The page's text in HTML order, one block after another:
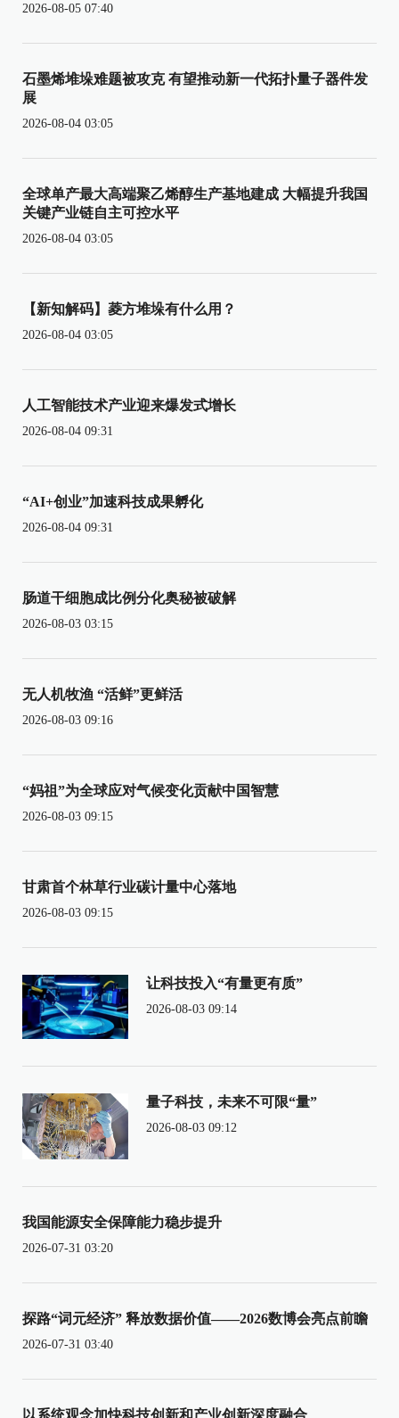
2026-08-05 07:40
石墨烯堆垛难题被攻克 有望推动新一代拓扑量子器件发
展
2026-08-04 03:05
全球单产最大高端聚乙烯醇生产基地建成 大幅提升我国
关键产业链自主可控水平
2026-08-04 03:05
【新知解码】菱方堆垛有什么用？
2026-08-04 03:05
人工智能技术产业迎来爆发式增长
2026-08-04 09:31
“AI+创业”加速科技成果孵化
2026-08-04 09:31
肠道干细胞成比例分化奥秘被破解
2026-08-03 03:15
无人机牧渔 “活鲜”更鲜活
2026-08-03 09:16
“妈祖”为全球应对气候变化贡献中国智慧
2026-08-03 09:15
甘肃首个林草行业碳计量中心落地
2026-08-03 09:15
让科技投入“有量更有质”
2026-08-03 09:14
量子科技，未来不可限“量”
2026-08-03 09:12
我国能源安全保障能力稳步提升
2026-07-31 03:20
探路“词元经济” 释放数据价值——2026数博会亮点前瞻
2026-07-31 03:40
以系统观念加快科技创新和产业创新深度融合